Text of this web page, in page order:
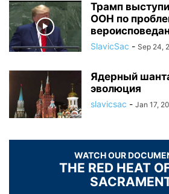
Трамп
ООН по
SlavicSac - Sep 24,
Ядерный
эволюция
slavicsac - Jan 17,
WATCH OUR
THE RED HEAT